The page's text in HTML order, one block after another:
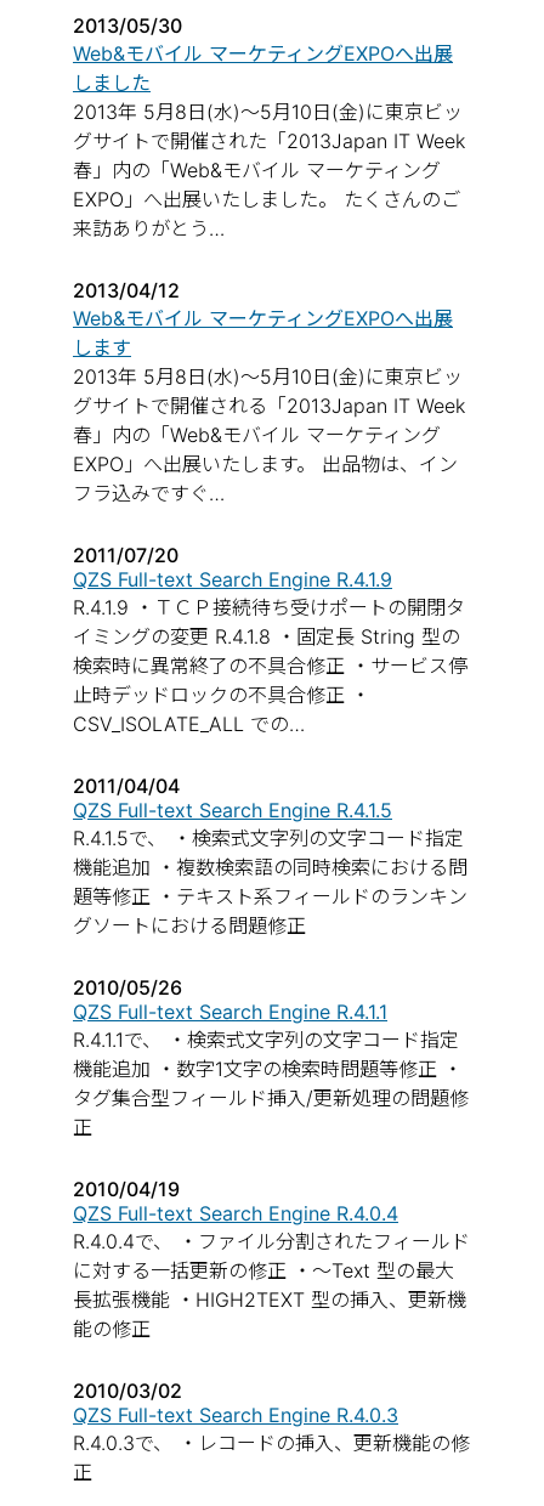
2013/05/30
Web&モバイル マーケティングEXPOへ出展
しました
2013年 5月8日(水)～5月10日(金)に東京ビッ
グサイトで開催された「2013Japan IT Week
春」内の「Web&モバイル マーケティング
EXPO」へ出展いたしました。 たくさんのご
来訪ありがとう…
2013/04/12
Web&モバイル マーケティングEXPOへ出展
します
2013年 5月8日(水)～5月10日(金)に東京ビッ
グサイトで開催される「2013Japan IT Week
春」内の「Web&モバイル マーケティング
EXPO」へ出展いたします。 出品物は、イン
フラ込みですぐ…
2011/07/20
QZS Full-text Search Engine R.4.1.9
R.4.1.9 ・ＴＣＰ接続待ち受けポートの開閉タ
イミングの変更 R.4.1.8 ・固定長 String 型の
検索時に異常終了の不具合修正 ・サービス停
止時デッドロックの不具合修正 ・
CSV_ISOLATE_ALL での…
2011/04/04
QZS Full-text Search Engine R.4.1.5
R.4.1.5で、 ・検索式文字列の文字コード指定
機能追加 ・複数検索語の同時検索における問
題等修正 ・テキスト系フィールドのランキン
グソートにおける問題修正
2010/05/26
QZS Full-text Search Engine R.4.1.1
R.4.1.1で、 ・検索式文字列の文字コード指定
機能追加 ・数字1文字の検索時問題等修正 ・
タグ集合型フィールド挿入/更新処理の問題修
正
2010/04/19
QZS Full-text Search Engine R.4.0.4
R.4.0.4で、 ・ファイル分割されたフィールド
に対する一括更新の修正 ・～Text 型の最大
長拡張機能 ・HIGH2TEXT 型の挿入、更新機
能の修正
2010/03/02
QZS Full-text Search Engine R.4.0.3
R.4.0.3で、 ・レコードの挿入、更新機能の修
正